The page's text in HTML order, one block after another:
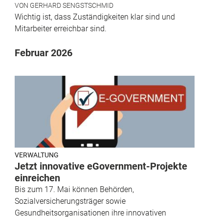
VON GERHARD SENGSTSCHMID
Wichtig ist, dass Zuständigkeiten klar sind und
Mitarbeiter erreichbar sind.
Februar 2026
VERWALTUNG
Jetzt innovative eGovernment-Projekte
einreichen
Bis zum 17. Mai können Behörden,
Sozialversicherungsträger sowie
Gesundheitsorganisationen ihre innovativen